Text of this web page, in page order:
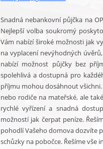
Snadná nebankovní půjčka na
Nejlepší volba soukromý
Vám nabízí široké možnosti jak
na vyplacení nevýhodných
nabízí možnost půjčky bez
spolehlivá a dostupná pro
příjmu mohou dosáhnout
nebo rodiče na mateřské, ale
rychlé vyřízení a snadná
možností jak čerpat peníze.
pohodlí Vašeho domova dozvíte
schůzky na pobočce. Řešíme vše